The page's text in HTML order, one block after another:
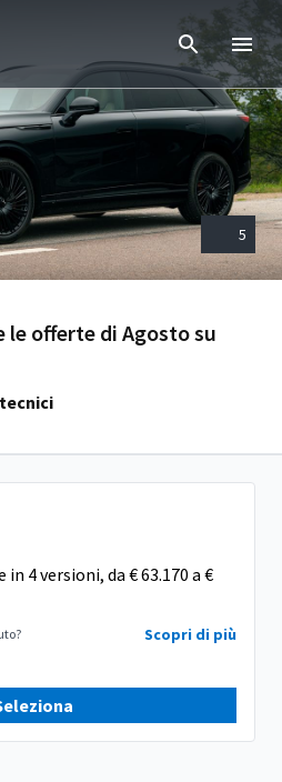
5
offerte di Agosto su
in 4 versioni, da € 63.170 a €
Scopri di più